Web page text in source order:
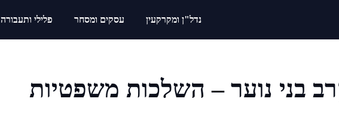
נדל"ן ומקרקעין עסקים ומסחר פלילי ותעבורה
בני נוער – השלכות משפטיות